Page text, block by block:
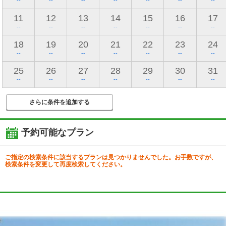
11
--
12
--
13
--
14
--
15
--
16
--
17
--
18
--
19
--
20
--
21
--
22
--
23
--
24
--
25
--
26
--
27
--
28
--
29
--
30
--
31
--
さらに条件を追加する
予約可能なプラン
ご指定の検索条件に該当するプランは見つかりませんでした。お手数ですが、
検索条件を変更して再度検索してください。